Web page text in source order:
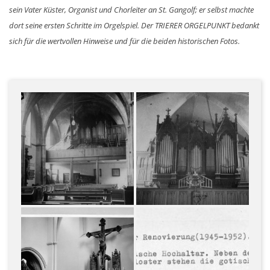
sein Vater Küster, Organist und Chorleiter an St. Gangolf; er selbst machte
dort seine ersten Schritte im Orgelspiel. Der TRIERER ORGELPUNKT bedankt
sich für die wertvollen Hinweise und für die beiden historischen Fotos.